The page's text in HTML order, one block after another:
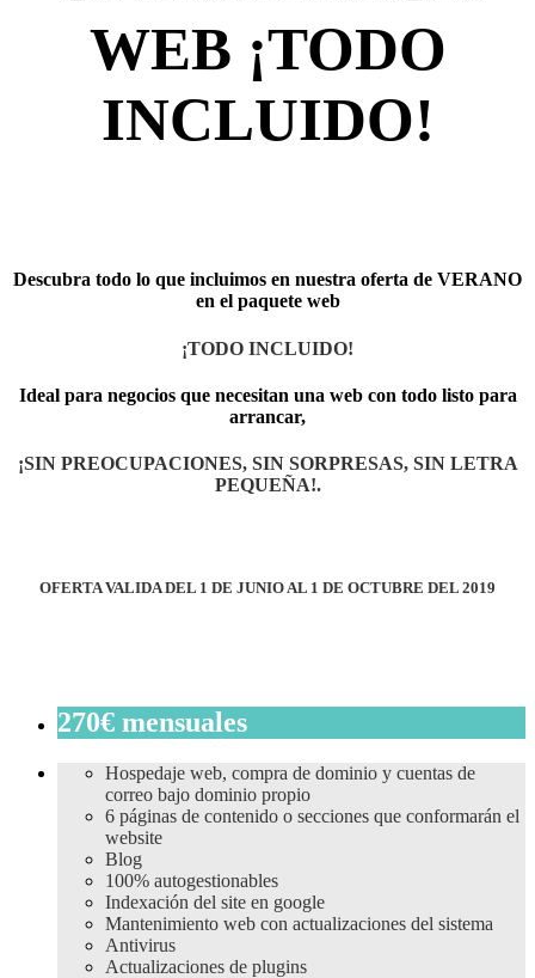
WEB ¡TODO
INCLUIDO!
Descubra todo lo que incluimos en nuestra oferta de VERANO
en el paquete web
¡TODO INCLUIDO!
Ideal para negocios que necesitan una web con todo listo para
arrancar,
¡SIN PREOCUPACIONES, SIN SORPRESAS, SIN LETRA
PEQUEÑA!.
OFERTA VALIDA DEL 1 DE JUNIO AL 1 DE OCTUBRE DEL 2019
270€ mensuales
Hospedaje web, compra de dominio y cuentas de
correo bajo dominio propio
6 páginas de contenido o secciones que conformarán el
website
Blog
100% autogestionables
Indexación del site en google
Mantenimiento web con actualizaciones del sistema
Antivirus
Actualizaciones de plugins